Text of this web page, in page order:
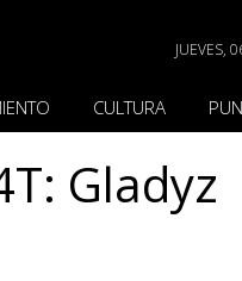
JUEVES,
CULTURA
Gladyz